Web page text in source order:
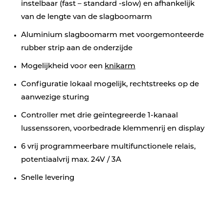
instelbaar (fast – standard -slow) en afhankelijk
van de lengte van de slagboomarm
Aluminium slagboomarm met voorgemonteerde
rubber strip aan de onderzijde
Mogelijkheid voor een knikarm
Configuratie lokaal mogelijk, rechtstreeks op de
aanwezige sturing
Controller met drie geïntegreerde 1-kanaal
lussenssoren, voorbedrade klemmenrij en display
6 vrij programmeerbare multifunctionele relais,
potentiaalvrij max. 24V / 3A
Snelle levering